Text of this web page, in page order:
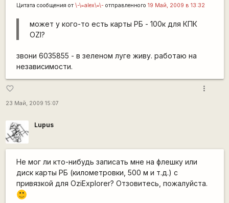
Цитата сообщения от \-\=alex\=\- отправленного 19 Май, 2009 в 13:32
может у кого-то есть карты РБ - 100к для КПК
OZI?
звони 6035855 - в зеленом луге живу. работаю на
независимости.
favorite_border
23 Май, 2009 15:07
more_vert
Lupus
Не мог ли кто-нибудь записать мне на флешку или
диск карты РБ (километровки, 500 м и т.д.) с
привязкой для OziExplorer? Отзовитесь, пожалуйста.
:)